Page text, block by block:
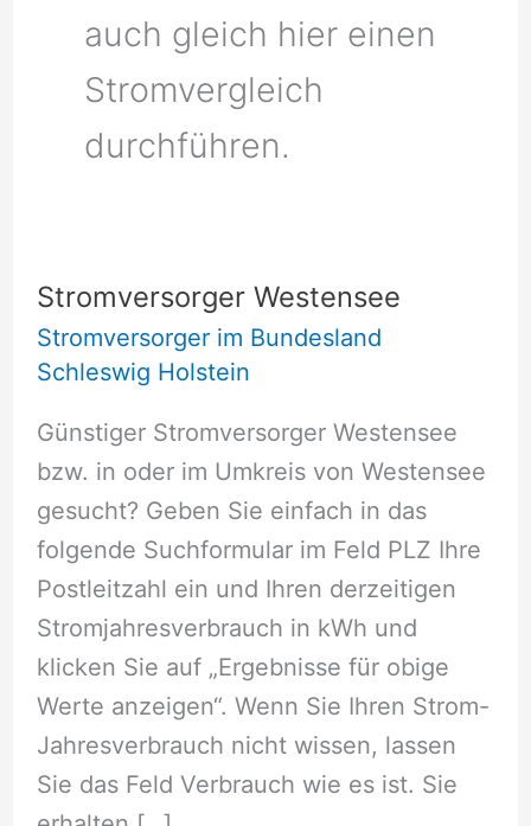
auch gleich hier einen
Stromvergleich
durchführen.
Stromversorger Westensee
Stromversorger im Bundesland
Schleswig Holstein
Günstiger Stromversorger Westensee
bzw. in oder im Umkreis von Westensee
gesucht? Geben Sie einfach in das
folgende Suchformular im Feld PLZ Ihre
Postleitzahl ein und Ihren derzeitigen
Stromjahresverbrauch in kWh und
klicken Sie auf „Ergebnisse für obige
Werte anzeigen“. Wenn Sie Ihren Strom-
Jahresverbrauch nicht wissen, lassen
Sie das Feld Verbrauch wie es ist. Sie